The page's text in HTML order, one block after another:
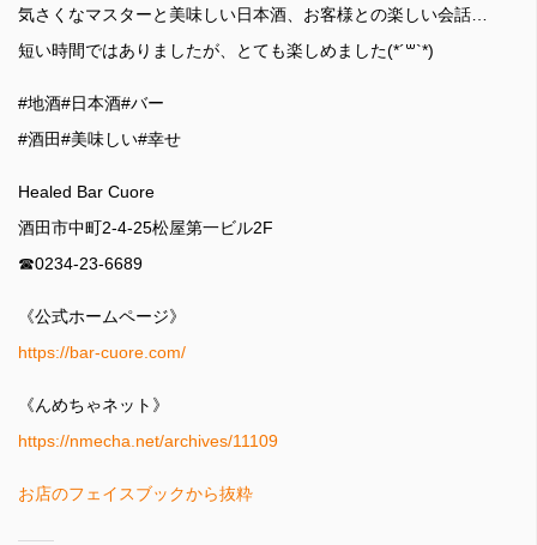
気さくなマスターと美味しい日本酒、お客様との楽しい会話…
短い時間ではありましたが、とても楽しめました(*´꒳`*)
#地酒#日本酒#バー
#酒田#美味しい#幸せ
Healed Bar Cuore
酒田市中町2-4-25松屋第一ビル2F
☎0234-23-6689
《公式ホームページ》
https://bar-cuore.com/
《んめちゃネット》
https://nmecha.net/archives/11109
お店のフェイスブックから抜粋